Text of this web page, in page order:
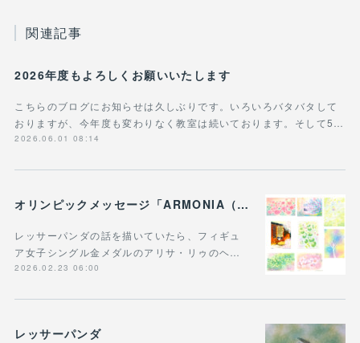
関連記事
2026年度もよろしくお願いいたします
こちらのブログにお知らせは久しぶりです。いろいろバタバタして
おりますが、今年度も変わりなく教室は続いております。そして5…
2026.06.01 08:14
オリンピックメッセージ「ARMONIA（調和）」 明確な「調和」の象徴、三原色の直接的な具現化＆レッサーパンダ
レッサーパンダの話を描いていたら、フィギュ
ア女子シングル金メダルのアリサ・リゥのヘ…
2026.02.23 06:00
レッサーパンダ